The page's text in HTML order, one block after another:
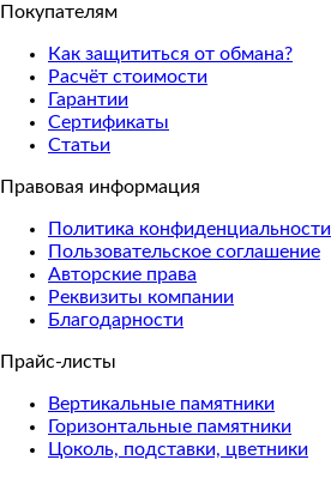
Покупателям
Как защититься от обмана?
Расчёт стоимости
Гарантии
Сертификаты
Статьи
Правовая информация
Политика конфиденциальности
Пользовательское соглашение
Авторские права
Реквизиты компании
Благодарности
Прайс-листы
Вертикальные памятники
Горизонтальные памятники
Цоколь, подставки, цветники